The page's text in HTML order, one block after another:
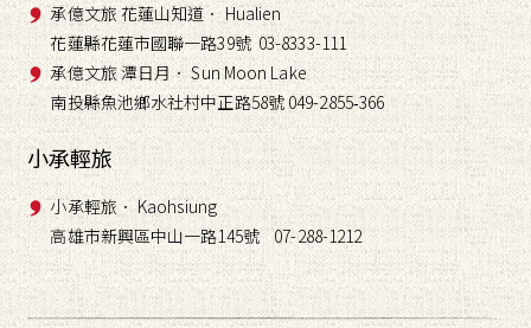
承億文旅 花蓮山知道． Hualien
花蓮縣花蓮市國聯一路39號 03-8333-111
承億文旅 潭日月． Sun Moon Lake
南投縣魚池鄉水社村中正路58號 049-2855-366
小承輕旅
小承輕旅． Kaohsiung
高雄市新興區中山一路145號 07-288-1212